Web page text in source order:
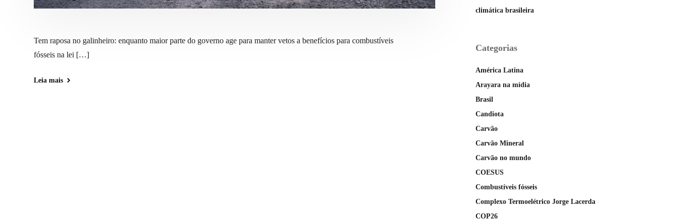
Tem raposa no galinheiro: enquanto maior parte do governo age para manter vetos a benefícios para combustíveis
fósseis na lei […]
Leia mais
climática brasileira
Categorias
América Latina
Arayara na mídia
Brasil
Candiota
Carvão
Carvão Mineral
Carvão no mundo
COESUS
Combustíveis fósseis
Complexo Termoelétrico Jorge Lacerda
COP26